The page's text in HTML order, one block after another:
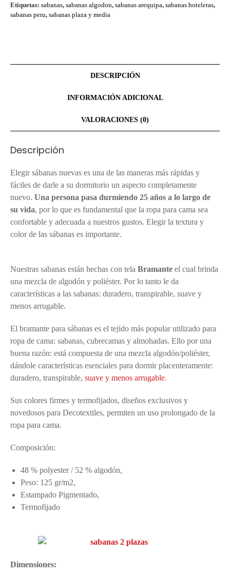
Etiquetas: sabanas, sabanas algodon, sabanas arequipa, sabanas hoteleras,
sabanas peru, sabanas plaza y media
DESCRIPCIÓN
INFORMACIÓN ADICIONAL
VALORACIONES (0)
Descripción
Elegir sábanas nuevas es una de las maneras más rápidas y
fáciles de darle a su dormitorio un aspecto completamente
nuevo. Una persona pasa durmiendo 25 años a lo largo de
su vida, por lo que es fundamental que la ropa para cama sea
confortable y adecuada a nuestros gustos. Elegir la textura y
color de las sábanas es importante.
Nuestras sabanas están hechas con tela Bramante el cual brinda
una mezcla de algodón y poliéster. Por lo tanto le da
características a las sabanas: duradero, transpirable, suave y
menos arrugable.
El bramante para sábanas es el tejido más popular utilizado para
ropa de cama: sabanas, cubrecamas y almohadas. Ello por una
buena razón: está compuesta de una mezcla algodón/poliéster,
dándole características esenciales para dormir placenteramente:
duradero, transpirable, suave y menos arrugable.
Sus colores firmes y termofijados, diseños exclusivos y
novedosos para Decotextiles, permiten un uso prolongado de la
ropa para cama.
Composición:
48 % polyester / 52 % algodón,
Peso: 125 gr/m2,
Estampado Pigmentado,
Termofijado
Dimensiones: